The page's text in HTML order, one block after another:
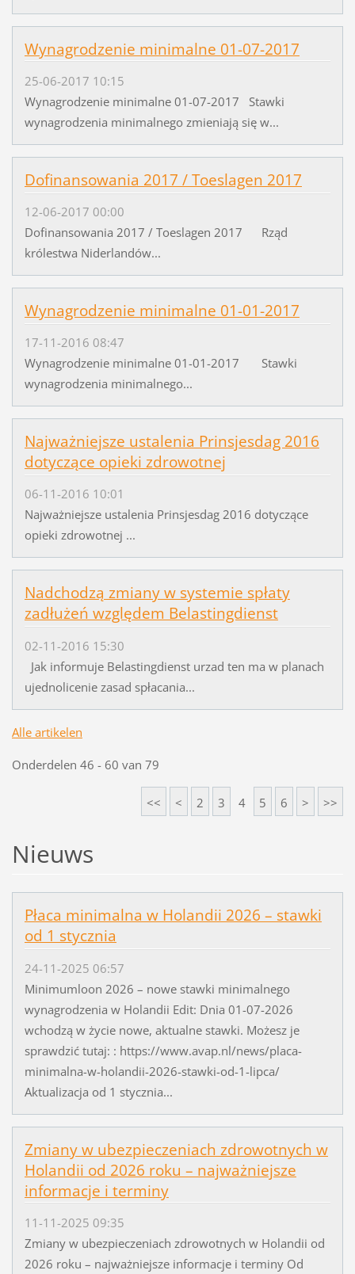
Wynagrodzenie minimalne 01-07-2017
25-06-2017 10:15
Wynagrodzenie minimalne 01-07-2017 Stawki
wynagrodzenia minimalnego zmieniają się w...
Dofinansowania 2017 / Toeslagen 2017
12-06-2017 00:00
Dofinansowania 2017 / Toeslagen 2017 Rząd
królestwa Niderlandów...
Wynagrodzenie minimalne 01-01-2017
17-11-2016 08:47
Wynagrodzenie minimalne 01-01-2017 Stawki
wynagrodzenia minimalnego...
Najważniejsze ustalenia Prinsjesdag 2016
dotyczące opieki zdrowotnej
06-11-2016 10:01
Najważniejsze ustalenia Prinsjesdag 2016 dotyczące
opieki zdrowotnej ...
Nadchodzą zmiany w systemie spłaty
zadłużeń względem Belastingdienst
02-11-2016 15:30
Jak informuje Belastingdienst urzad ten ma w planach
ujednolicenie zasad spłacania...
Alle artikelen
Onderdelen 46 - 60 van 79
<< < 2 3 4 5 6 > >>
Nieuws
Płaca minimalna w Holandii 2026 – stawki
od 1 stycznia
24-11-2025 06:57
Minimumloon 2026 – nowe stawki minimalnego
wynagrodzenia w Holandii Edit: Dnia 01-07-2026
wchodzą w życie nowe, aktualne stawki. Możesz je
sprawdzić tutaj: : https://www.avap.nl/news/placa-
minimalna-w-holandii-2026-stawki-od-1-lipca/
Aktualizacja od 1 stycznia...
Zmiany w ubezpieczeniach zdrowotnych w
Holandii od 2026 roku – najważniejsze
informacje i terminy
11-11-2025 09:35
Zmiany w ubezpieczeniach zdrowotnych w Holandii od
2026 roku – najważniejsze informacje i terminy Od